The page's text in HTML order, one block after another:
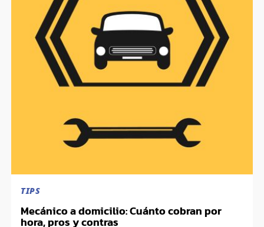
TIPS
Mecánico a domicilio: Cuánto cobran por
hora, pros y contras